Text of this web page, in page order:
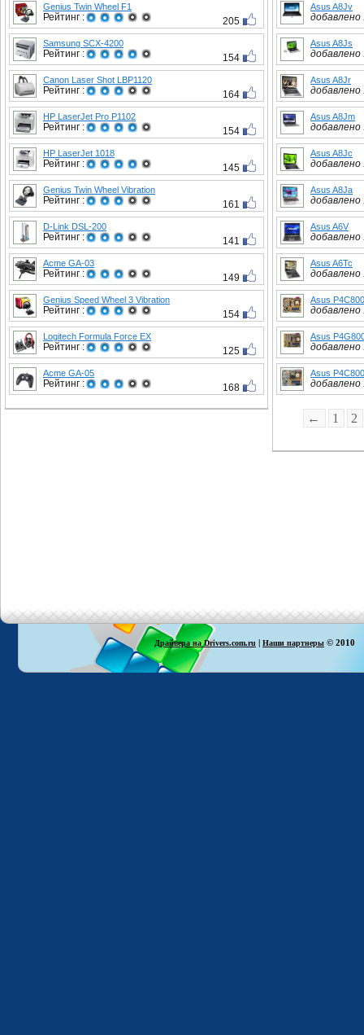
Genius Twin Wheel F1
Рейтинг : 205
Samsung SCX-4200
Рейтинг : 154
Canon Laser Shot LBP1120
Рейтинг : 164
HP LaserJet Pro P1102
Рейтинг : 154
HP LaserJet 1018
Рейтинг : 145
Genius Twin Wheel Vibration
Рейтинг : 161
D-Link DSL-200
Рейтинг : 141
Acme GA-03
Рейтинг : 149
Genius Speed Wheel 3 Vibration
Рейтинг : 154
Logitech Formula Force EX
Рейтинг : 125
Acme GA-05
Рейтинг : 168
Asus A8Jv
добавлено
Asus A8Js
добавлено
Asus A8Jr
добавлено
Asus A8Jm
добавлено
Asus A8Jc
добавлено
Asus A8Ja
добавлено
Asus A6V
добавлено
Asus A6Tc
добавлено
Asus P4C800
добавлено
Asus
добавлено
Asus
добавлено
← 1 2
Драйвера на Drivers.com.ru | Наши партнеры © 2010